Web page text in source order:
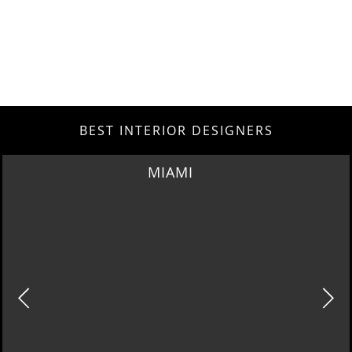
BEST INTERIOR DESIGNERS
MIAMI